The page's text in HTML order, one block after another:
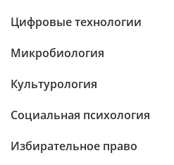
Цифровые технологии
Микробиология
Культурология
Социальная психология
Избирательное право